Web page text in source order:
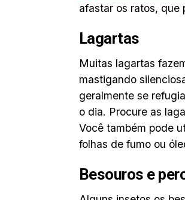
afastar os ratos, que
Lagartas
Muitas lagartas
mastigando
geralmente se
o dia. Procure as
Você também pode
folhas de fumo ou
Besouros e